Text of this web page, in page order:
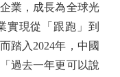
業，成長為全球光
實現從「跟跑」到
踏入2024年，中國
過去一年更可以說